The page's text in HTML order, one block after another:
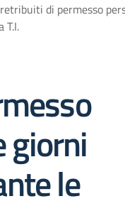
di permesso
T.I.
giorni
le